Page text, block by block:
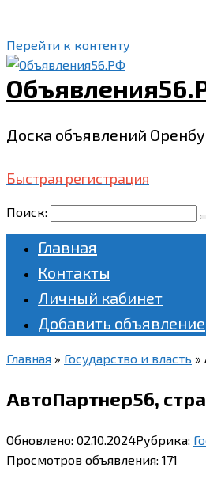
Перейти к контенту
Доска объявлений
Быстрая регистрация
Поиск:
Главная
Контакты
Личный кабинет
Добавить объявление
Главная » Государство и власть »
АвтоПартнер56,
Обновлено: 02.10.2024Рубрика:
Просмотров объявления: 171